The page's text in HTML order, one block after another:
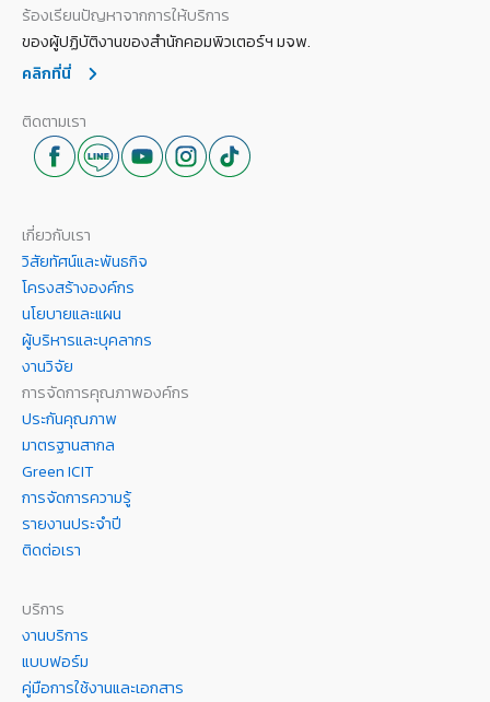
ร้องเรียนปัญหาจากการให้บริการ
ของผู้ปฏิบัติงานของสำนักคอมพิวเตอร์ฯ มจพ.
คลิกที่นี่
ติดตามเรา
เกี่ยวกับเรา
วิสัยทัศน์และพันธกิจ
โครงสร้างองค์กร
นโยบายและแผน
ผู้บริหารและบุคลากร
งานวิจัย
การจัดการคุณภาพองค์กร
ประกันคุณภาพ
มาตรฐานสากล
Green ICIT
การจัดการความรู้
รายงานประจำปี
ติดต่อเรา
บริการ
งานบริการ
แบบฟอร์ม
คู่มือการใช้งานและเอกสาร